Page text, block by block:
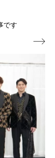
です
